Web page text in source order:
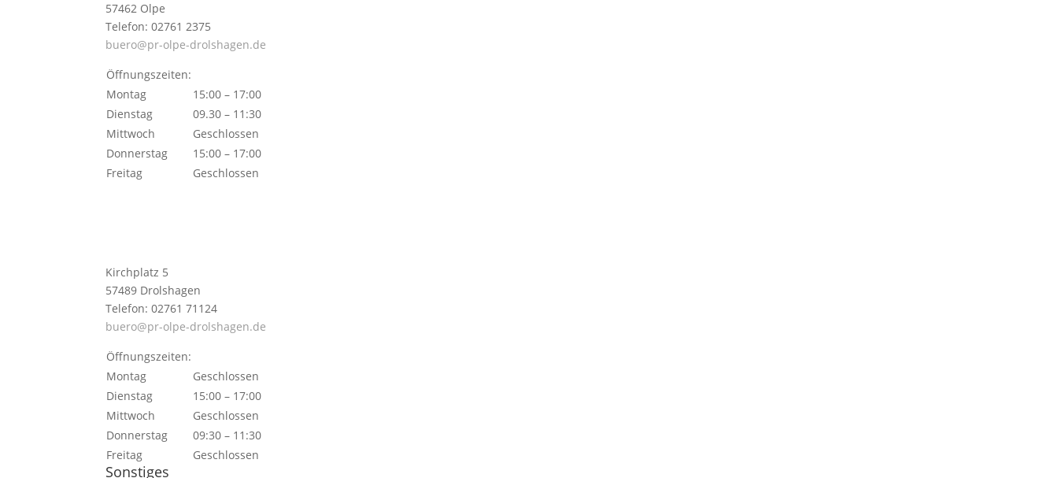
57462 Olpe
Telefon: 02761 2375
buero@pr-olpe-drolshagen.de
Öffnungszeiten:
Montag
15:00 – 17:00
Dienstag
09.30 – 11:30
Mittwoch
Geschlossen
Donnerstag
15:00 – 17:00
Freitag
Geschlossen
Kirchplatz 5
57489 Drolshagen
Telefon: 02761 71124
buero@pr-olpe-drolshagen.de
Öffnungszeiten:
Montag
Geschlossen
Dienstag
15:00 – 17:00
Mittwoch
Geschlossen
Donnerstag
09:30 – 11:30
Freitag
Geschlossen
Sonstiges